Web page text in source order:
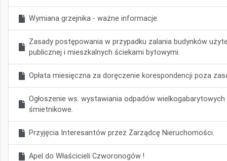
Wymiana grzejnika - ważne informacje.
Zasady postępowania w przypadku zalania budynków
publicznej i mieszkalnych ściekami bytowymi.
Opłata miesięczna za doręczenie korespondencji poza
Ogłoszenie ws. wystawiania odpadów
śmietnikowe.
Przyjęcia Interesantów przez Zarządcę Nieruchomości.
Apel do Właścicieli Czworonogów !